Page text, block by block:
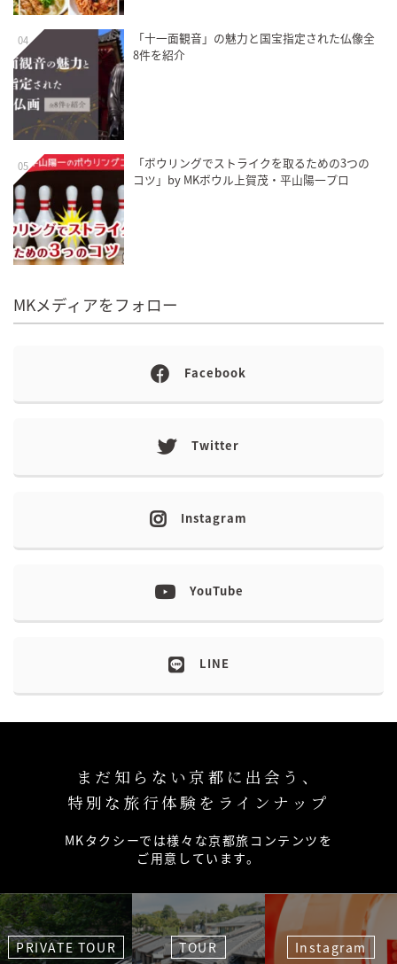
04
「十一面観音」の魅力と国宝指定された仏像全
8件を紹介
05
「ボウリングでストライクを取るための3つの
コツ」by MKボウル上賀茂・平山陽一プロ
MKメディアをフォロー
Facebook
Twitter
Instagram
YouTube
LINE
まだ知らない京都に出会う、
特別な旅行体験をラインナップ
MKタクシーでは様々な京都旅コンテンツを
ご用意しています。
PRIVATE TOUR TOUR Instagram